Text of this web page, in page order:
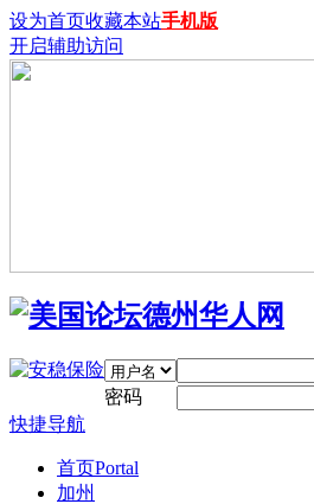
设为首页收藏本站手机版
开启辅助访问
密码
快捷导航
首页Portal
加州